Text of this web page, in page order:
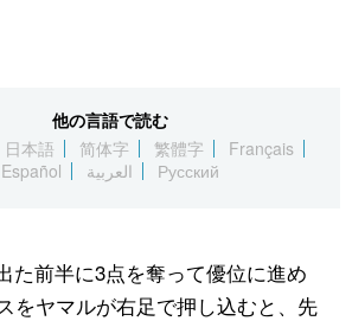
Русский
他の言語で読む
日本語 简体字 繁體字
Français
Español
العربية Русский
た前半に3点を奪って優位に進め
をヤマルが右足で押し込むと、先